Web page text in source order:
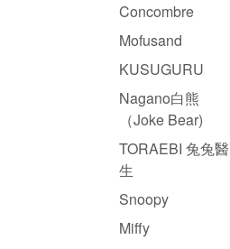
Concombre
Mofusand
KUSUGURU
Nagano白熊
（Joke Bear)
TORAEBI 兔兔醫
生
Snoopy
Miffy